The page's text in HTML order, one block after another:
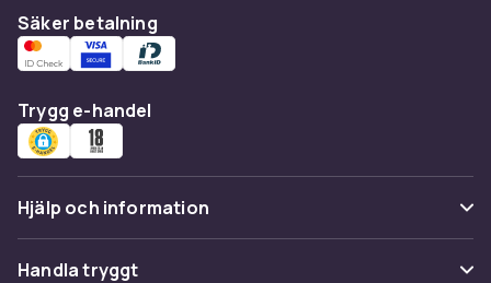
Säker betalning
Trygg e-handel
Hjälp och information
Vanliga frågor
Handla tryggt